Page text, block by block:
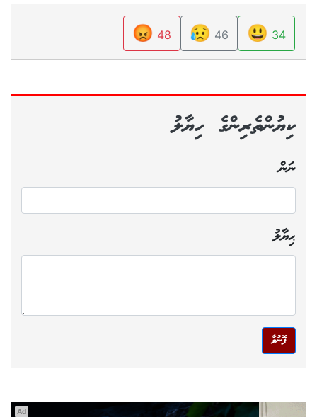
34
😃
46
😥
48
😡
ކިޔުންތެރިންގެ ހިޔާލު
ނަން
ޙިޔާލު
ފޮނުވާ
Ad